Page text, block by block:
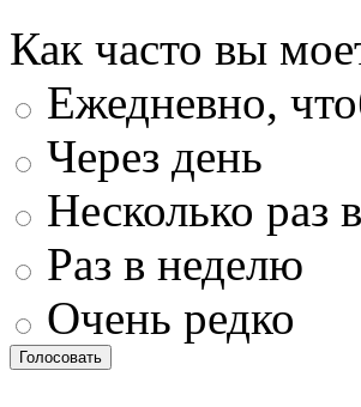
Как часто вы
Ежедневно,
Через день
Несколько раз
Раз в неделю
Очень редко